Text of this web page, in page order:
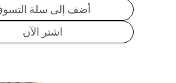
أضف إلى سلة
اشتر الآن